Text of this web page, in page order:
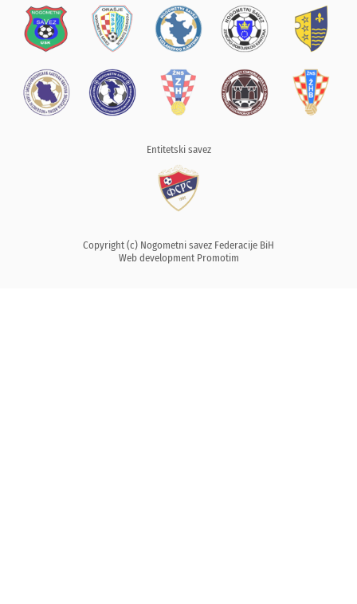
Entitetski savez
Copyright (c) Nogometni savez Federacije BiH
Web development Promotim